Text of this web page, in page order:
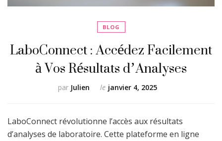
BLOG
LaboConnect : Accédez Facilement
à Vos Résultats d’Analyses
par Julien le janvier 4, 2025
LaboConnect révolutionne l’accès aux résultats
d’analyses de laboratoire. Cette plateforme en ligne